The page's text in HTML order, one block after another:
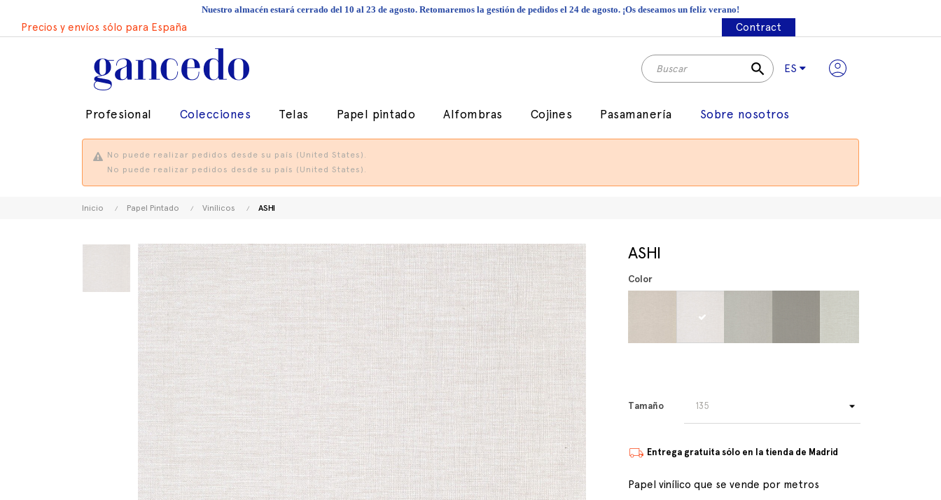
Nuestro almacén estará cerrado del 10 al 23 de agosto. Retomaremos la gestión de pedidos el 24 de agosto. ¡Os deseamos un feliz verano!
Precios y envíos sólo para España Contract
search ES
Profesional Colecciones Telas Papel pintado Alfombras Cojines Pasamanería Sobre nosotros
No puede realizar pedidos desde su país (United States).
No puede realizar pedidos desde su país (United States).
Inicio Papel Pintado Vinílicos ASHI
ASHI
Color
Tamaño
Entrega gratuita sólo en la tienda de Madrid
Papel vinílico que se vende por metros